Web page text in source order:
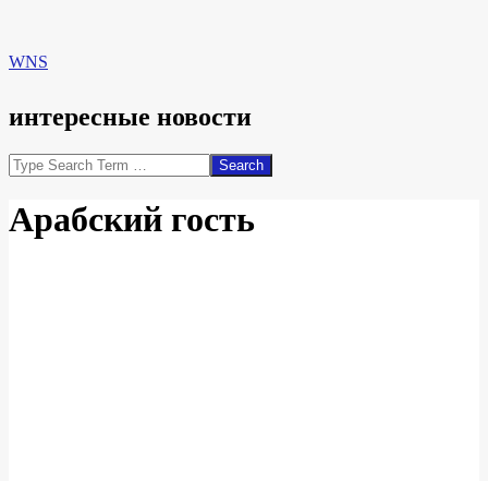
WNS
интересные новости
Search
Арабский гость